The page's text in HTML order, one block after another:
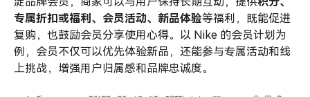
专属折扣或福利、会员活动、新品体验等福利，既能促进
复购，也鼓励会员分享使用心得。以 Nike 的会员计划为
例，会员不仅可以优先体验新品，还能参与专属活动和线
上挑战，增强用户归属感和品牌忠诚度。